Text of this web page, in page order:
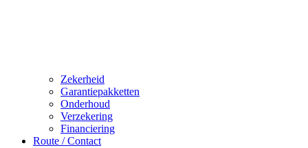
Zekerheid
Garantiepakketten
Onderhoud
Verzekering
Financiering
Route / Contact